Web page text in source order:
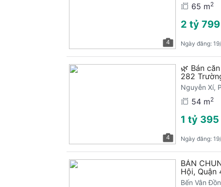
4
65 m2
2 tỷ
Ngày đăng:
4
🌿 Bán
282
Nguyễn Xí,
54 m2
1 tỷ
Ngày đăng:
BÁN
Hội, Quận
Bến Vân